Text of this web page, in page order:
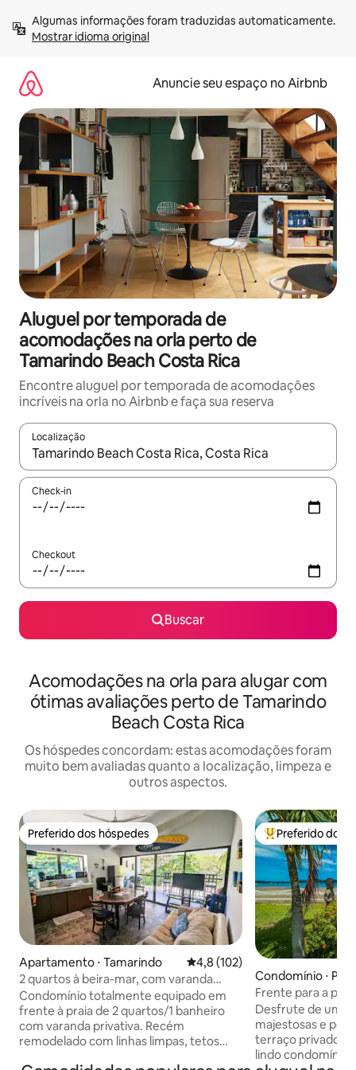
para
Mostrar idioma original
Anuncie seu espaço no Airbnb
Aluguel por temporada de
acomodações na orla perto de
Tamarindo Beach Costa Rica
Encontre aluguel por temporada de acomodações
incríveis na orla no Airbnb e faça sua reserva
Localização
Quando os resultados estiverem disponíveis, explore-os
Check-in
Checkout
Buscar
Acomodações na orla para alugar com
ótimas avaliações perto de Tamarindo
Beach Costa Rica
Os hóspedes concordam: estas acomodações foram
muito bem avaliadas quanto a localização, limpeza e
outros aspectos.
Preferido dos hóspedes
Preferido dos hóspedes
Apartamento ⋅ Tamarindo 4,8 de uma avaliação média de
4,8 (102)
2 quartos à beira-mar, com varanda
privada/vista para a praia
Condomínio totalmente equipado em
frente à praia de 2 quartos/1 banheiro
com varanda privativa. Recém
remodelado com linhas limpas, tetos
Entre os
Preferido dos
Condomínio ⋅
Guanacaste
Frente para a
quarto, 1 banheiro
Desfrute de uma
majestosas e pôr
terraço privado,
lindo condomínio